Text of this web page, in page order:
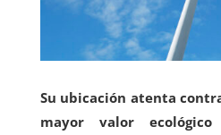
Su ubicación atenta
mayor valor